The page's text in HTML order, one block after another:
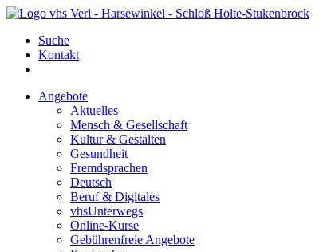
Suche
Kontakt
Angebote
Aktuelles
Mensch & Gesellschaft
Kultur & Gestalten
Gesundheit
Fremdsprachen
Deutsch
Beruf & Digitales
vhsUnterwegs
Online-Kurse
Gebührenfreie Angebote